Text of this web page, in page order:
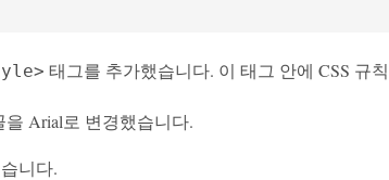
태그를 추가했습니다. 이 태그 안에 CSS 규
Arial로 변경했습니다.
니다.